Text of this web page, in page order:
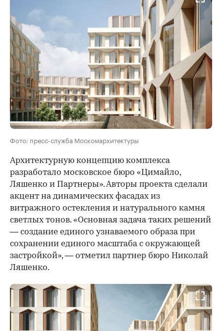
Фото: пресс-служба Москомархитектуры
Архитектурную концепцию комплекса
разработало московское бюро «Цимайло,
Ляшенко и Партнеры». Авторы проекта сделали
акцент на динамических фасадах из
витражного остекления и натурального камня
светлых тонов. «Основная задача таких решений
— создание единого узнаваемого образа при
сохранении единого масштаба с окружающей
застройкой», — отметил партнер бюро Николай
Ляшенко.